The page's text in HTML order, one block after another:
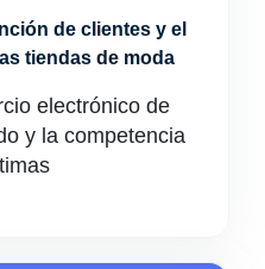
de clientes y el
tiendas de moda
electrónico de
y la competencia